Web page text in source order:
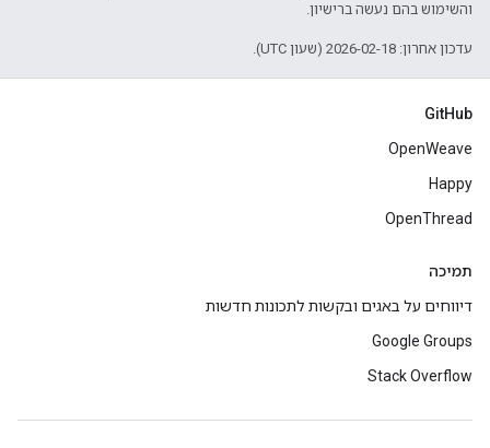
והשימוש בהם נעשה ברישיון.
עדכון אחרון: 2026-02-18 (שעון UTC).
GitHub
OpenWeave
Happy
OpenThread
תמיכה
דיווחים על באגים ובקשות לתכונות חדשות
Google Groups
Stack Overflow